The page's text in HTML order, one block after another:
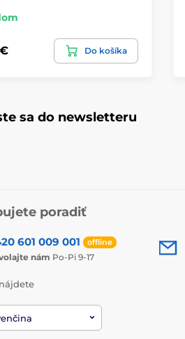
Do košíka
sa do newsletteru
poradiť
601 009 001 offline
nám Po-Pi 9-17